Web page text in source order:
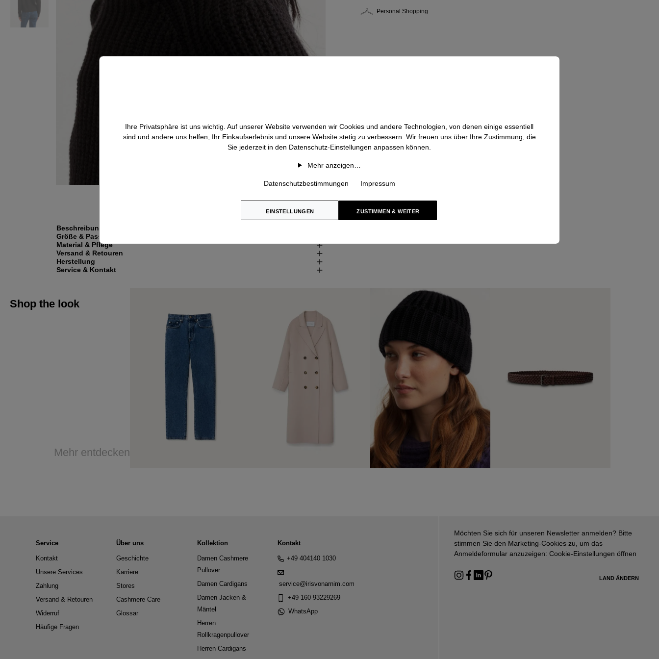
Personal Shopping
Beschreibung
Größe & Passform
Material & Pflege
Versand & Retouren
Herstellung
Service & Kontakt
Shop the look
Mehr entdecken
Service
Kontakt
Unsere Services
Zahlung
Versand & Retouren
Widerruf
Häufige Fragen
Über uns
Geschichte
Karriere
Stores
Cashmere Care
Glossar
Kollektion
Damen Cashmere
Pullover
Damen Cardigans
Damen Jacken &
Mäntel
Herren
Rollkragenpullover
Herren Cardigans
Kontakt
+49 404140 1030
service@irisvonarnim.com
+49 160 93229269
WhatsApp
Möchten Sie sich für unseren Newsletter anmelden? Bitte
stimmen Sie den Marketing-Cookies zu, um das
Anmeldeformular anzuzeigen: Cookie-Einstellungen öffnen
LAND ÄNDERN
Ihre Privatsphäre ist uns wichtig. Auf unserer Website verwenden wir Cookies und andere Technologien, von denen einige essentiell
sind und andere uns helfen, Ihr Einkaufserlebnis und unsere Website stetig zu verbessern. Wir freuen uns über Ihre Zustimmung, die
Sie jederzeit in den Datenschutz-Einstellungen anpassen können.
Mehr anzeigen…
Datenschutzbestimmungen Impressum
EINSTELLUNGEN ZUSTIMMEN & WEITER